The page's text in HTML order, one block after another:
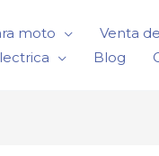
moto Venta
Blog